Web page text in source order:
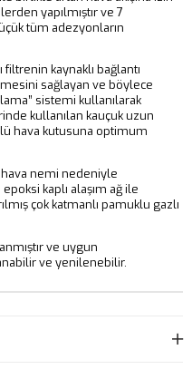
yapılmıştır ve 7
tüm adezyonların
filtrenin kaynaklı bağlantı
sağlayan ve böylece
sistemi kullanılarak
kullanılan kauçuk uzun
hava kutusuna optimum
nemi nedeniyle
kaplı alaşım ağ ile
çok katmanlı pamuklu gazlı
ve uygun
ve yenilenebilir.